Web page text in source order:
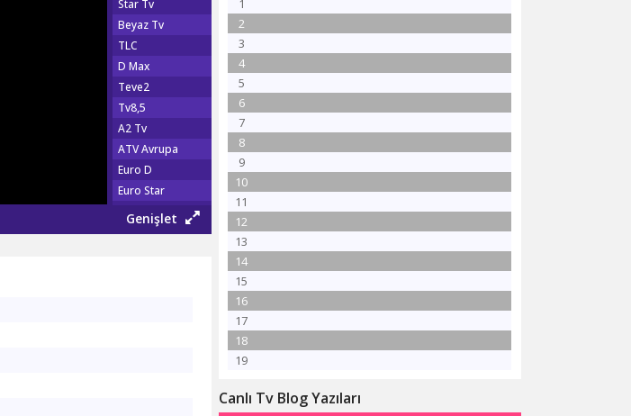
Star Tv
Beyaz Tv
TLC
D Max
Teve2
Tv8,5
A2 Tv
ATV Avrupa
Euro D
Euro Star
Show Türk
Fox Tv
Genişlet
1
2
3
4
5
6
7
8
9
10
11
12
13
14
15
16
17
18
19
Canlı Tv Blog Yazıları